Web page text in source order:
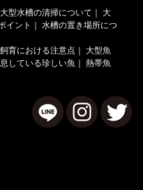
型水槽の清掃について ｜ 大
イント ｜ 水槽の置き場所につ
育における注意点 ｜ 大型魚
している珍しい魚 ｜ 熱帯魚